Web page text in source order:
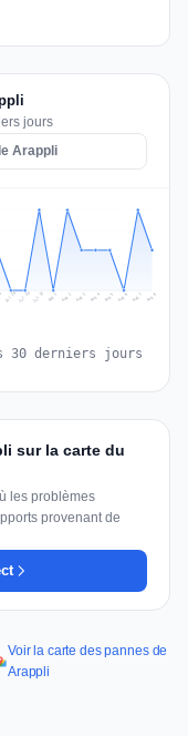
jours
Arappli
Jul 29 Jul 30 Jul 31 Aug 1 Aug 2 Aug 3 Aug 4 Aug 5 Aug 6 Aug 7 Aug 8
30 derniers jours
sur la carte du
les problèmes
provenant de
Voir la carte des pannes de
Arappli